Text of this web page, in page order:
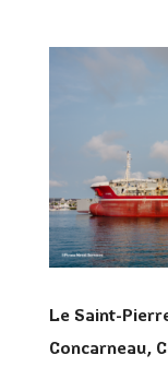
Le Saint-
Concarneau,